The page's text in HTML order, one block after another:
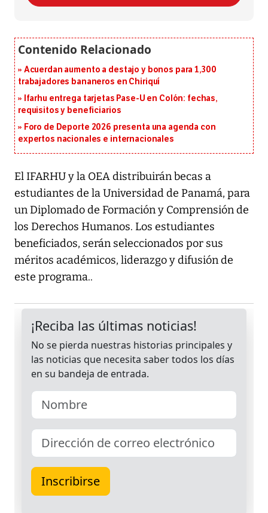
Acuerdan aumento a destajo y bonos para 1,300
trabajadores bananeros en Chiriquí
Ifarhu entrega tarjetas Pase-U en Colón: fechas,
requisitos y beneficiarios
Foro de Deporte 2026 presenta una agenda con
expertos nacionales e internacionales
El IFARHU y la OEA distribuirán becas a
estudiantes de la Universidad de Panamá, para
un Diplomado de Formación y Comprensión de
los Derechos Humanos. Los estudiantes
beneficiados, serán seleccionados por sus
méritos académicos, liderazgo y difusión de
este programa..